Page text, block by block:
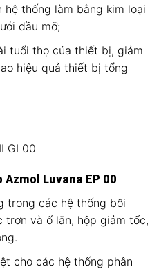
hệ thống làm bằng kim loại
dầu mỡ;
tuổi thọ của thiết bị, giảm
hiệu quả thiết bị tổng
00
Azmol Luvana EP 00
trong các hệ thống bôi
và ổ lăn, hộp giảm tốc,
cho các hệ thống phân